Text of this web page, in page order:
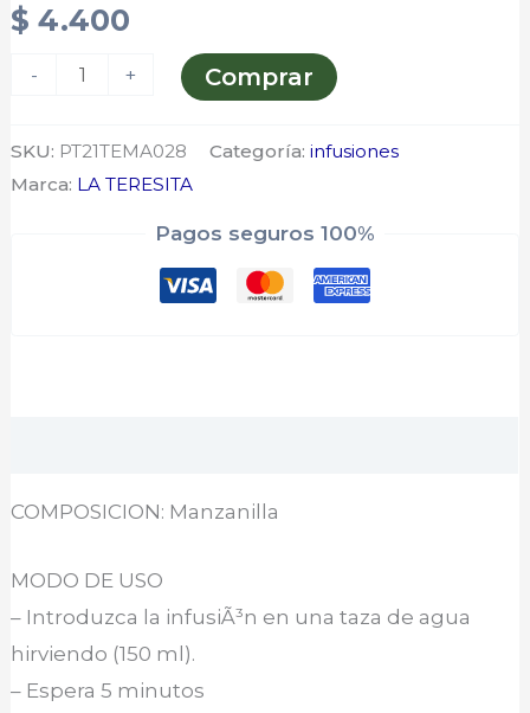
$ 4.400
- + Comprar
SKU: PT21TEMA028 Categoría:infusiones
Marca: LA TERESITA
Pagos seguros 100%
COMPOSICION: Manzanilla
MODO DE USO
– Introduzca la infusiÃ³n en una taza de agua
hirviendo (150 ml).
– Espera 5 minutos